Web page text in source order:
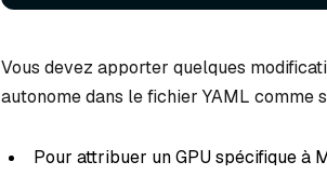
Vous devez apporter quelques
autonome dans le fichier YAML comme
Pour attribuer un GPU spécifique à